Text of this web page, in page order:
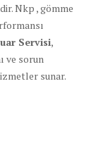
Nkp , gömme
Servisi,
ve sorun
sunar.